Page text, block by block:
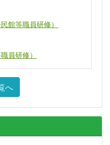
館等職員研修）
員研修）
へ